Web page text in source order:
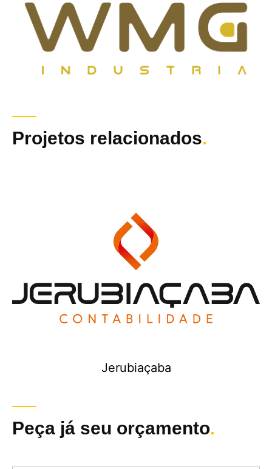
Projetos relacionados.
Jerubiaçaba
Peça já seu orçamento.